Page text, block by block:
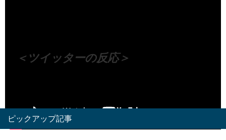
＜ツイッターの反応＞
ピックアップ記事